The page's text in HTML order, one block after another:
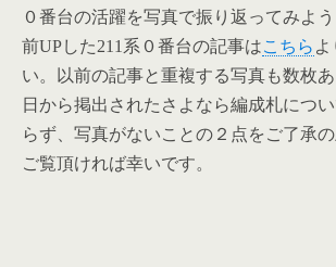
０番台の活躍を写真で振り返ってみよう
前UPした211系０番台の記事はこちら
い。以前の記事と重複する写真も数枚あ
日から掲出されたさよなら編成札につ
らず、写真がないことの２点をご了承
ご覧頂ければ幸いです。